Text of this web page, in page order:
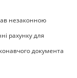
незаконною
рахунку для
документа